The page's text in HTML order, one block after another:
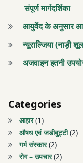
टीकाकरण
डॉ.
निकुल
शक्ति
वृद्धि
डॉ.
निकुल
पाचन
शक्ति
में
वृद्धि
पुष्य
संपूर्ण मार्गदर्शिका
आयुर्वेद के अनुसार
न्यूराल्जिया (नाड़ी
अजवाइन इतनी
Categories
आहार(1)
औषध एवं जडीबुट्टी(2)
गर्भ संस्कार(2)
रोग – उपचार(2)